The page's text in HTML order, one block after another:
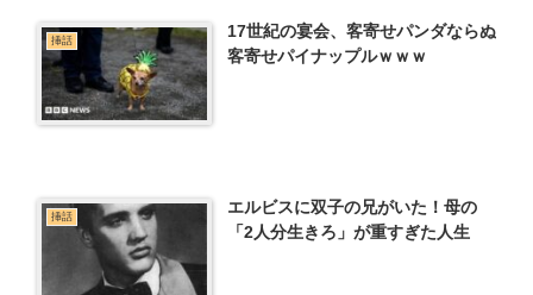
挿話
17世紀の宴会、客寄せパンダならぬ
客寄せパイナップルｗｗｗ
挿話
エルビスに双子の兄がいた！母の
「2人分生きろ」が重すぎた人生